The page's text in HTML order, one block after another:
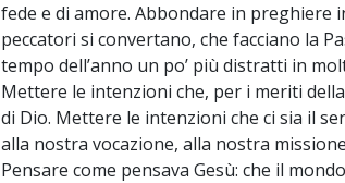
fede e di amore. Abbondare in
peccatori si convertano, che facciano la
tempo dell’anno un po’ più distratti in
Mettere le intenzioni che, per i meriti
di Dio. Mettere le intenzioni che ci sia il
alla nostra vocazione, alla nostra
Pensare come pensava Gesù: che il